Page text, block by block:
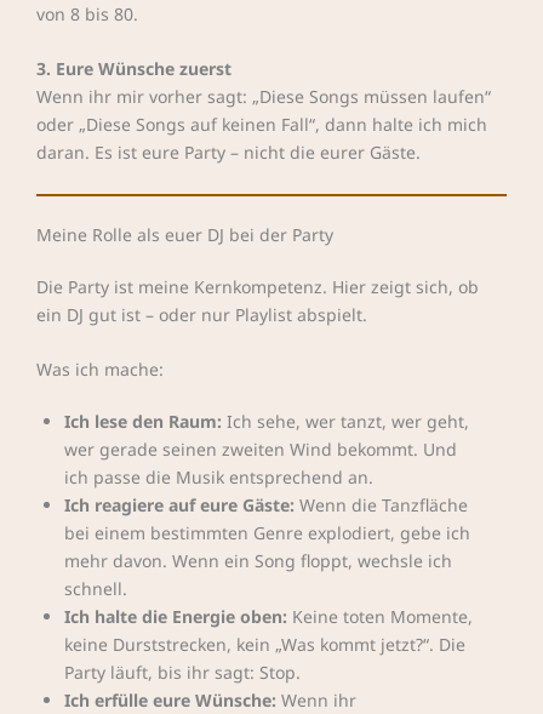
von 8 bis 80.
3. Eure Wünsche zuerst
Wenn ihr mir vorher sagt: „Diese Songs müssen laufen“
oder „Diese Songs auf keinen Fall“, dann halte ich mich
daran. Es ist eure Party – nicht die eurer Gäste.
Meine Rolle als euer DJ bei der Party
Die Party ist meine Kernkompetenz. Hier zeigt sich, ob
ein DJ gut ist – oder nur Playlist abspielt.
Was ich mache:
Ich lese den Raum: Ich sehe, wer tanzt, wer geht,
wer gerade seinen zweiten Wind bekommt. Und
ich passe die Musik entsprechend an.
Ich reagiere auf eure Gäste: Wenn die Tanzfläche
bei einem bestimmten Genre explodiert, gebe ich
mehr davon. Wenn ein Song floppt, wechsle ich
schnell.
Ich halte die Energie oben: Keine toten Momente,
keine Durststrecken, kein „Was kommt jetzt?“. Die
Party läuft, bis ihr sagt: Stop.
Ich erfülle eure Wünsche: Wenn ihr